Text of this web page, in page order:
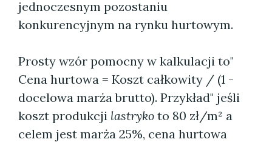
jednoczesnym pozostaniu
konkurencyjnym na rynku hurtowym.
Prosty wzór pomocny w kalkulacji to"
Cena hurtowa = Koszt całkowity / (1 -
docelowa marża brutto). Przykład" jeśli
koszt produkcji lastryko to 80 zł/m² a
celem jest marża 25%, cena hurtowa